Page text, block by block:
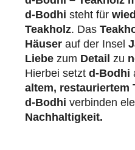
d-Bodhi steht für
Teakholz. Das
Häuser auf der Insel
Liebe zum Detail zu
Hierbei setzt d-Bodhi
altem, restauriertem
d-Bodhi verbinden
Nachhaltigkeit.